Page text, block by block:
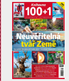
Pro základní
(tzv. cookies apod.).
uložením volitelných
Anonymní unikátní